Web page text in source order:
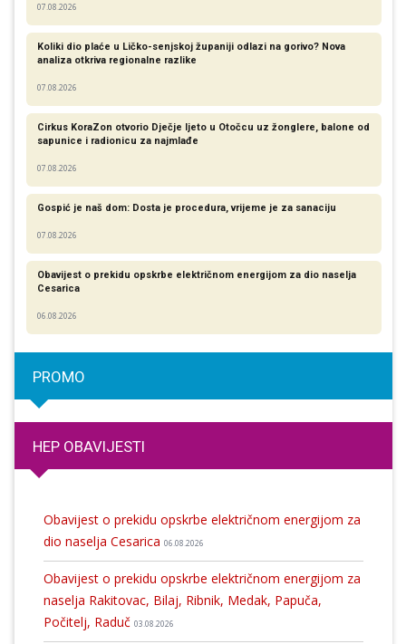
07.08.2026
Koliki dio plaće u Ličko-senjskoj županiji odlazi na gorivo? Nova
analiza otkriva regionalne razlike​
07.08.2026
Cirkus KoraZon otvorio Dječje ljeto u Otočcu uz žonglere, balone od
sapunice i radionicu za najmlađe
07.08.2026
Gospić je naš dom: Dosta je procedura, vrijeme je za sanaciju
07.08.2026
Obavijest o prekidu opskrbe električnom energijom za dio naselja
Cesarica
06.08.2026
PROMO
HEP OBAVIJESTI
Obavijest o prekidu opskrbe električnom energijom za
dio naselja Cesarica 06.08.2026
Obavijest o prekidu opskrbe električnom energijom za
naselja Rakitovac, Bilaj, Ribnik, Medak, Papuča,
Počitelj, Raduč 03.08.2026